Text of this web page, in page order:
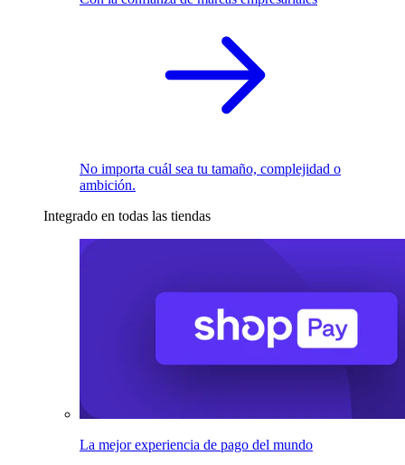
No importa cuál sea tu tamaño, complejidad o
ambición.
Integrado en todas las tiendas
La mejor experiencia de pago del mundo